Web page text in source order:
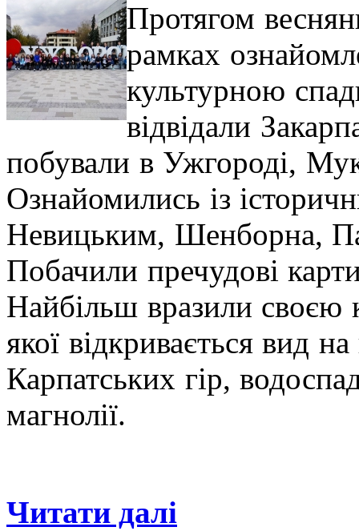
Протягом
рамках
культурною
відвідали
побували в Ужгороді,
Ознайомились із
Невицьким, Шенборна,
Побачили пречудові
Найбільш вразили своєю
якої відкривається вид
Карпатських гір,
магнолії.
Читати далі